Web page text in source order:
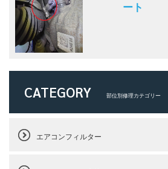
ート
CATEGORY 部位別修理カテゴリー
エアコンフィルター